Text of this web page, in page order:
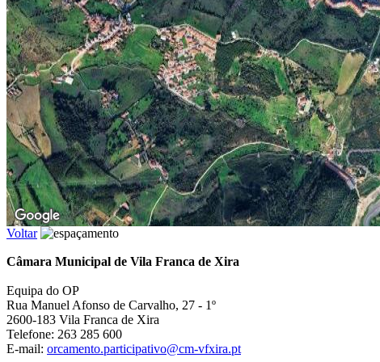
Voltar
Câmara Municipal de Vila Franca de Xira
Equipa do OP
Rua Manuel Afonso de Carvalho, 27 - 1º
2600-183 Vila Franca de Xira
Telefone: 263 285 600
E-mail: orcamento.participativo@cm-vfxira.pt